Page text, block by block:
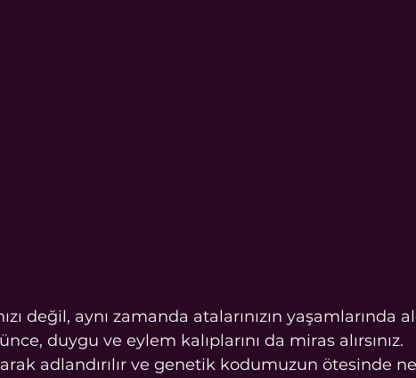
değil, aynı zamanda atalarınızın yaşamlarında
duygu ve eylem kalıplarını da miras alırsınız.
adlandırılır ve genetik kodumuzun ötesinde